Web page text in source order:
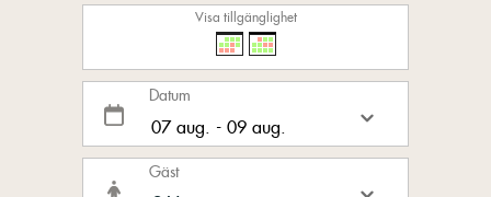
Visa tillgänglighet
Datum
Gäst